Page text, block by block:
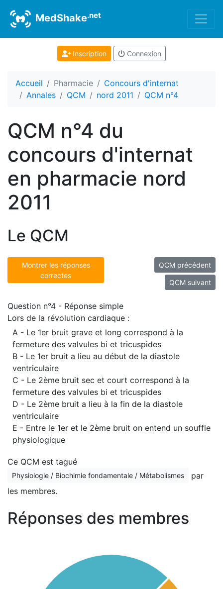
MedShake.net
Inscription Connexion
Accueil Pharmacie
Concours d'internat
Annales
QCM nord 2011 QCM n°4
QCM n°4 du
concours d'internat
en pharmacie nord
2011
Le QCM
Montrer les réponses
correctes
QCM précédent
QCM suivant
Question n°4 - Réponse simple
Lors de la révolution cardiaque :
A - Le 1er bruit grave et long correspond à la
fermeture des valvules bi et tricuspides
B - Le 1er bruit a lieu au début de la diastole
ventriculaire
C - Le 2ème bruit sec et court correspond à la
fermeture des valvules bi et tricuspides
D - Le 2ème bruit a lieu à la fin de la diastole
ventriculaire
E - Entre le 1er et le 2ème bruit on entend un souffle
physiologique
Ce QCM est tagué
Physiologie / Biochimie fondamentale / Métabolismes
par
les membres.
Réponses des membres